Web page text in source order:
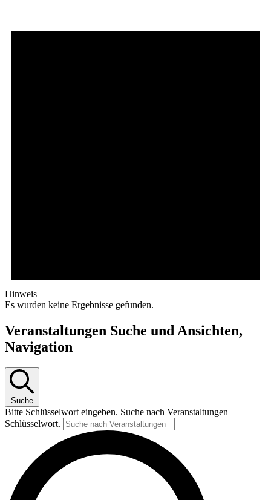
Hinweis
Es wurden keine Ergebnisse gefunden.
Veranstaltungen Suche und Ansichten,
Navigation
Suche
Bitte Schlüsselwort eingeben. Suche nach Veranstaltungen
Schlüsselwort.